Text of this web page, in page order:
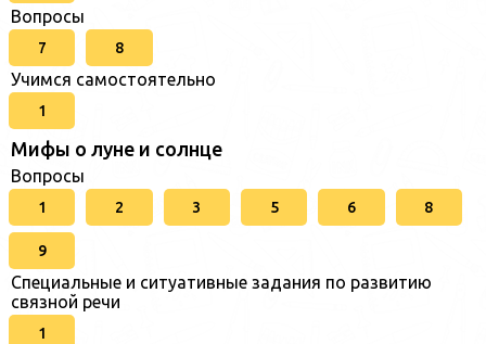
Вопросы
7 8
Учимся самостоятельно
1
Мифы о луне и солнце
Вопросы
1 2 3 5 6 8
9
Специальные и ситуативные задания по развитию
связной речи
1